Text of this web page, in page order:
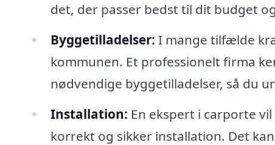
det, der passer bedst til dit budget
Byggetilladelser: I mange tilfælde
kommunen. Et professionelt firma
nødvendige byggetilladelser, så du
Installation: En ekspert i carporte
korrekt og sikker installation. Det